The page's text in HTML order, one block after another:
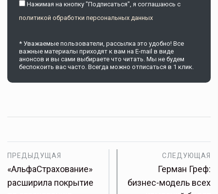
Нажимая на кнопку "Подписаться", я соглашаюсь c
политикой обработки персональных данных
* Уважаемые пользователи, рассылка это удобно! Все
важные материалы приходят к вам на E-mail в виде
анонсов и вы сами выбираете что читать. Мы не будем
беспокоить вас часто. Всегда можно отписаться в 1 клик.
ПРЕДЫДУЩАЯ
«АльфаСтрахование»
расширила покрытие
СЛЕДУЮЩАЯ
Герман Греф:
бизнес-модель всех